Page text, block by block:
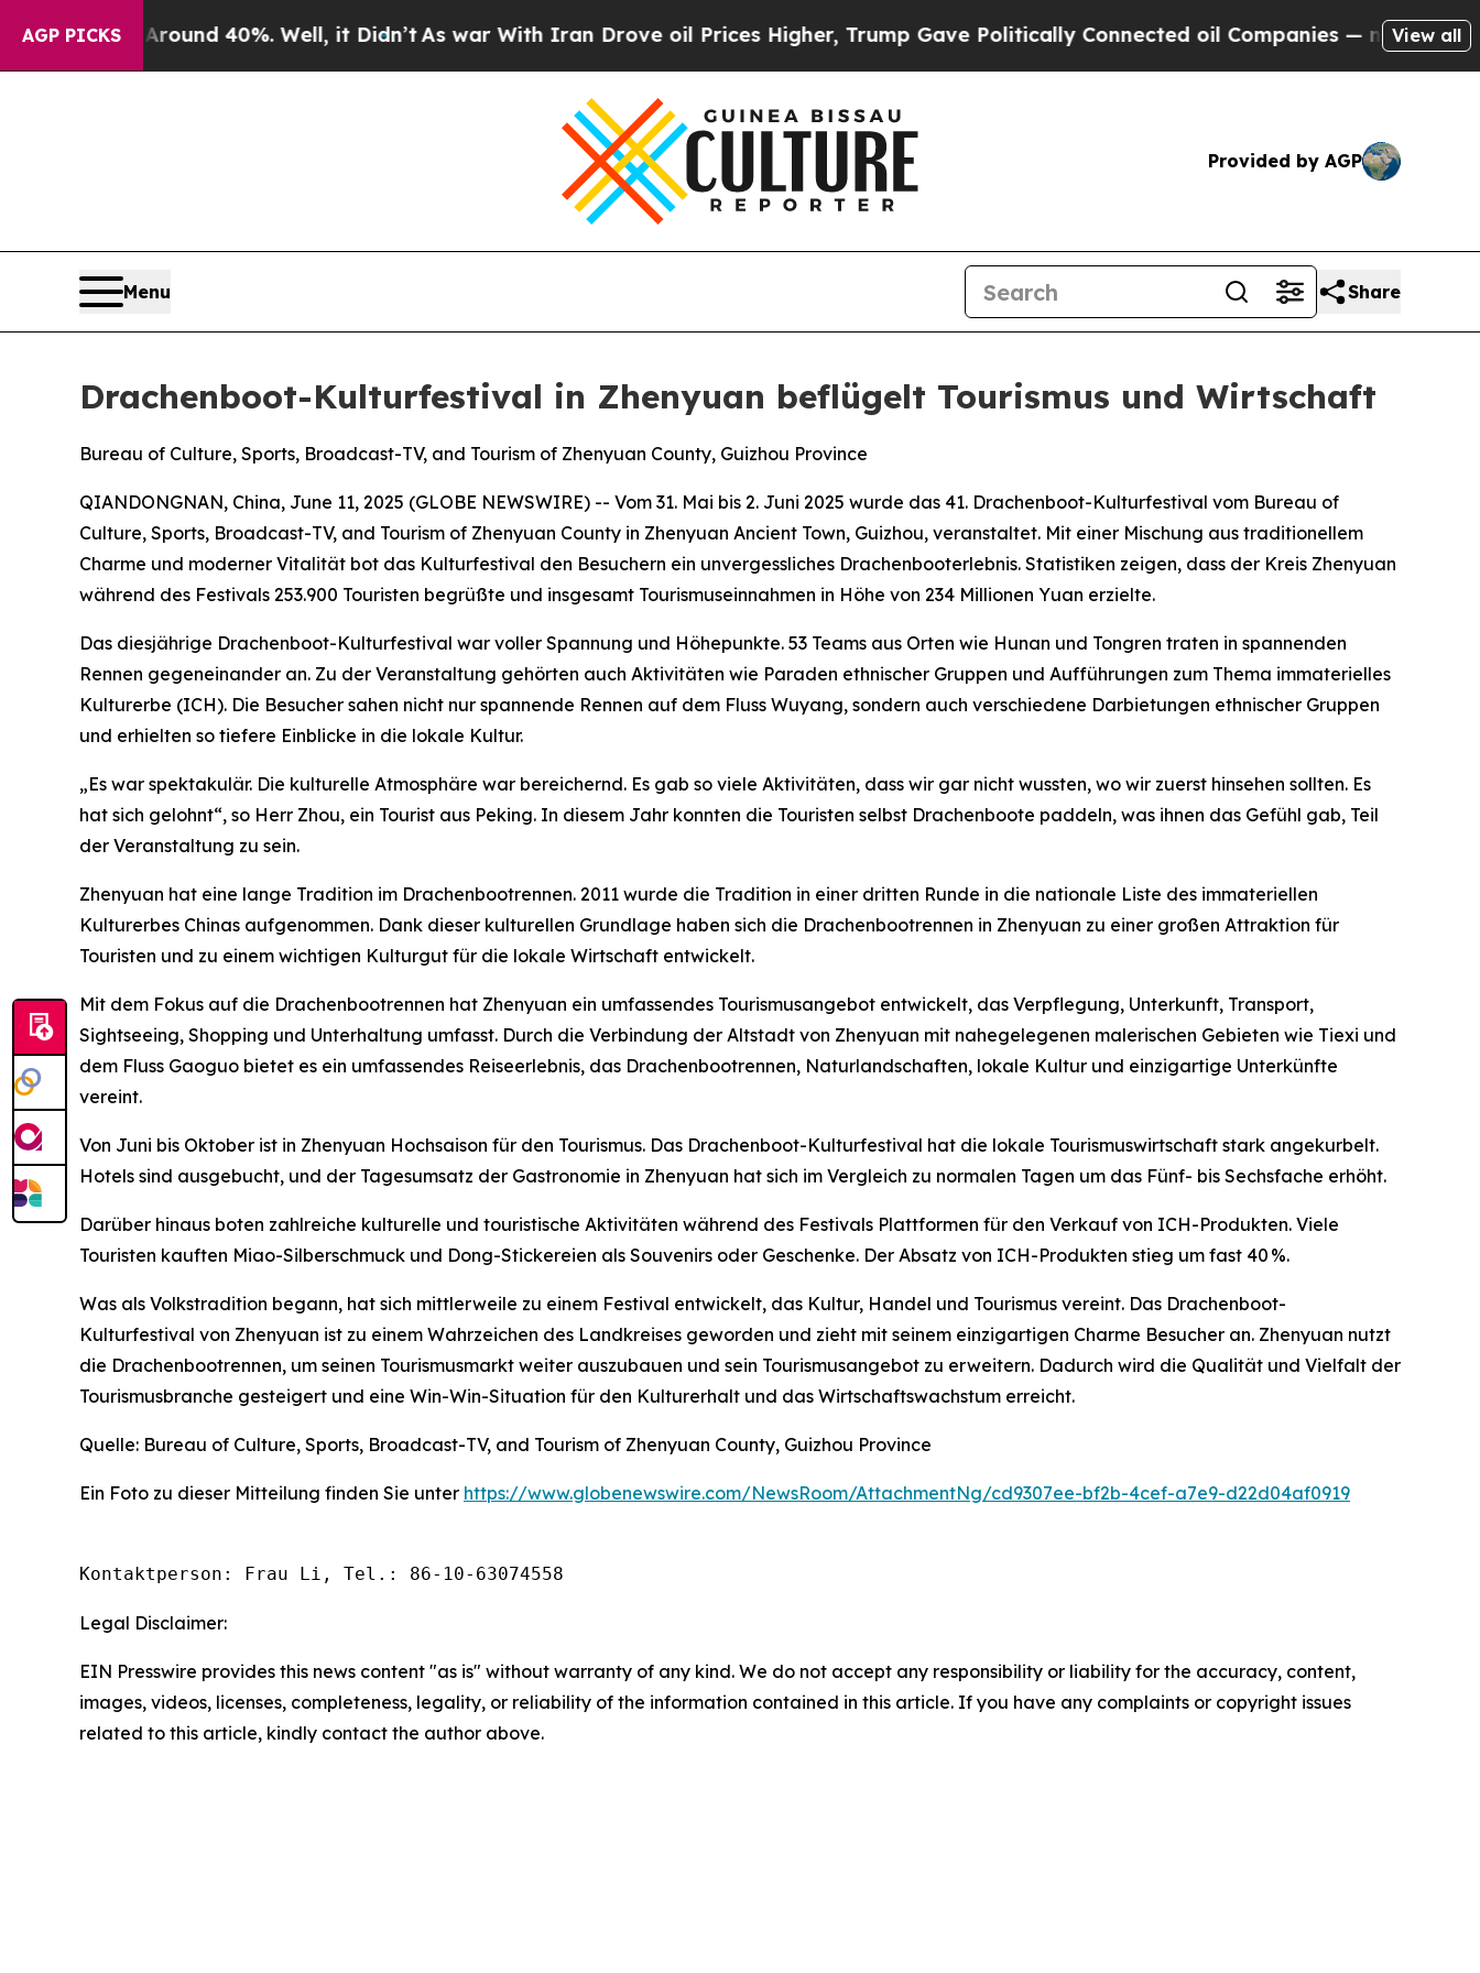
AGP PICKS
Around 40%. Well, it Didn’t As war With Iran Drove oil Prices Higher, Trump Gave Politically Connected oil Companies — not Taxpayers —
View all
Provided by AGP
Menu Share
Drachenboot-Kulturfestival in Zhenyuan beflügelt Tourismus und Wirtschaft
Bureau of Culture, Sports, Broadcast-TV, and Tourism of Zhenyuan County, Guizhou Province
QIANDONGNAN, China, June 11, 2025 (GLOBE NEWSWIRE) -- Vom 31. Mai bis 2. Juni 2025 wurde das 41. Drachenboot-Kulturfestival vom Bureau of
Culture, Sports, Broadcast-TV, and Tourism of Zhenyuan County in Zhenyuan Ancient Town, Guizhou, veranstaltet. Mit einer Mischung aus traditionellem
Charme und moderner Vitalität bot das Kulturfestival den Besuchern ein unvergessliches Drachenbooterlebnis. Statistiken zeigen, dass der Kreis Zhenyuan
während des Festivals 253.900 Touristen begrüßte und insgesamt Tourismuseinnahmen in Höhe von 234 Millionen Yuan erzielte.
Das diesjährige Drachenboot-Kulturfestival war voller Spannung und Höhepunkte. 53 Teams aus Orten wie Hunan und Tongren traten in spannenden
Rennen gegeneinander an. Zu der Veranstaltung gehörten auch Aktivitäten wie Paraden ethnischer Gruppen und Aufführungen zum Thema immaterielles
Kulturerbe (ICH). Die Besucher sahen nicht nur spannende Rennen auf dem Fluss Wuyang, sondern auch verschiedene Darbietungen ethnischer Gruppen
und erhielten so tiefere Einblicke in die lokale Kultur.
„Es war spektakulär. Die kulturelle Atmosphäre war bereichernd. Es gab so viele Aktivitäten, dass wir gar nicht wussten, wo wir zuerst hinsehen sollten. Es
hat sich gelohnt“, so Herr Zhou, ein Tourist aus Peking. In diesem Jahr konnten die Touristen selbst Drachenboote paddeln, was ihnen das Gefühl gab, Teil
der Veranstaltung zu sein.
Zhenyuan hat eine lange Tradition im Drachenbootrennen. 2011 wurde die Tradition in einer dritten Runde in die nationale Liste des immateriellen
Kulturerbes Chinas aufgenommen. Dank dieser kulturellen Grundlage haben sich die Drachenbootrennen in Zhenyuan zu einer großen Attraktion für
Touristen und zu einem wichtigen Kulturgut für die lokale Wirtschaft entwickelt.
Mit dem Fokus auf die Drachenbootrennen hat Zhenyuan ein umfassendes Tourismusangebot entwickelt, das Verpflegung, Unterkunft, Transport,
Sightseeing, Shopping und Unterhaltung umfasst. Durch die Verbindung der Altstadt von Zhenyuan mit nahegelegenen malerischen Gebieten wie Tiexi und
dem Fluss Gaoguo bietet es ein umfassendes Reiseerlebnis, das Drachenbootrennen, Naturlandschaften, lokale Kultur und einzigartige Unterkünfte
vereint.
Von Juni bis Oktober ist in Zhenyuan Hochsaison für den Tourismus. Das Drachenboot-Kulturfestival hat die lokale Tourismuswirtschaft stark angekurbelt.
Hotels sind ausgebucht, und der Tagesumsatz der Gastronomie in Zhenyuan hat sich im Vergleich zu normalen Tagen um das Fünf- bis Sechsfache erhöht.
Darüber hinaus boten zahlreiche kulturelle und touristische Aktivitäten während des Festivals Plattformen für den Verkauf von ICH-Produkten. Viele
Touristen kauften Miao-Silberschmuck und Dong-Stickereien als Souvenirs oder Geschenke. Der Absatz von ICH-Produkten stieg um fast 40 %.
Was als Volkstradition begann, hat sich mittlerweile zu einem Festival entwickelt, das Kultur, Handel und Tourismus vereint. Das Drachenboot-
Kulturfestival von Zhenyuan ist zu einem Wahrzeichen des Landkreises geworden und zieht mit seinem einzigartigen Charme Besucher an. Zhenyuan nutzt
die Drachenbootrennen, um seinen Tourismusmarkt weiter auszubauen und sein Tourismusangebot zu erweitern. Dadurch wird die Qualität und Vielfalt der
Tourismusbranche gesteigert und eine Win-Win-Situation für den Kulturerhalt und das Wirtschaftswachstum erreicht.
Quelle: Bureau of Culture, Sports, Broadcast-TV, and Tourism of Zhenyuan County, Guizhou Province
Ein Foto zu dieser Mitteilung finden Sie unter https://www.globenewswire.com/NewsRoom/AttachmentNg/cd9307ee-bf2b-4cef-a7e9-d22d04af0919
Kontaktperson: Frau Li, Tel.: 86-10-63074558
Legal Disclaimer:
EIN Presswire provides this news content "as is" without warranty of any kind. We do not accept any responsibility or liability for the accuracy, content,
images, videos, licenses, completeness, legality, or reliability of the information contained in this article. If you have any complaints or copyright issues
related to this article, kindly contact the author above.